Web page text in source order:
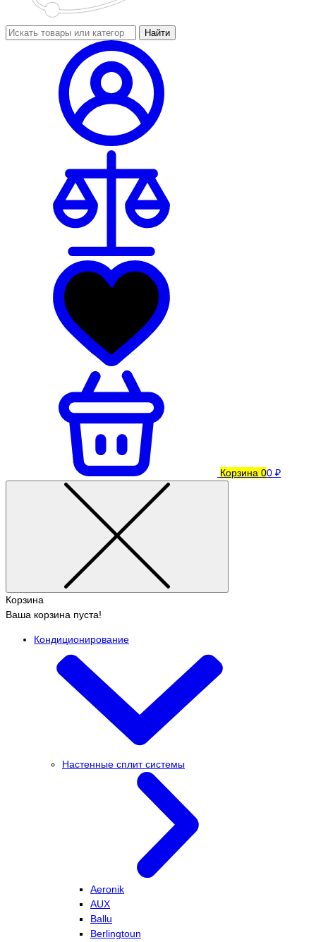
Найти
Корзина 00 ₽
Корзина
Ваша корзина пуста!
Кондиционирование
Настенные сплит системы
Aeronik
AUX
Ballu
Berlingtoun